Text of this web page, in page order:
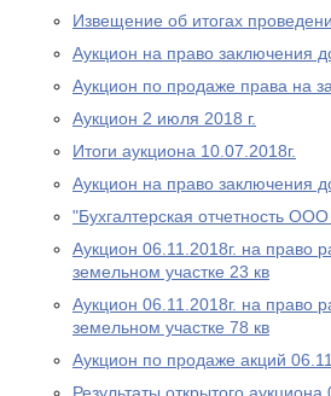
Извещение об итогах
Аукцион на право заключения
Аукцион по продаже права на
Аукцион 2 июля 2018 г.
Итоги аукциона 10.07.2018г.
Аукцион на право заключения
"Бухгалтерская отчетность
Аукцион 06.11.2018г. на право
земельном участке 23 кв
Аукцион 06.11.2018г. на право
земельном участке 78 кв
Аукцион по продаже акций 06.11